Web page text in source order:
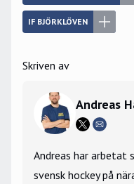
IF BJÖRKLÖVEN
Skriven av
Andreas
Andreas har
svensk hockey på